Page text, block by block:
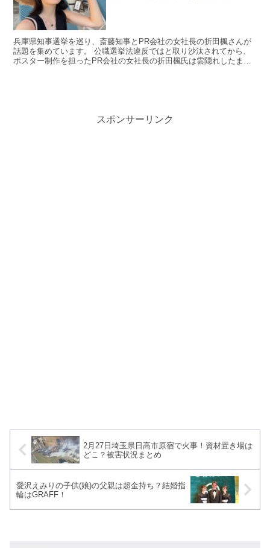
兵庫県知事選挙を巡り、斎藤知事とPR会社の女社長の折田楓さんが
話題を集めています。 公職選挙法違反ではと取り沙汰されてから、
ポスター制作を担ったPR会社の女社長の折田楓氏は雲隠れしたまま
スポンサーリンク
2月27日埼玉県日高市原宿で火事！資材置き場は
どこ？被害状況まとめ
愛沢えみりの子供(娘)の父親は超金持ち？結婚指
輪はGRAFF！